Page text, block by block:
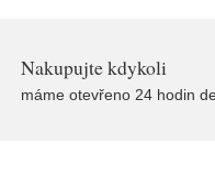
Nakupujte kdykoli
máme otevřeno 24 hodin